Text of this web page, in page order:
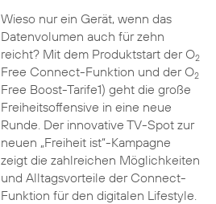
Wieso nur ein Gerät, wenn das
Datenvolumen auch für zehn
reicht? Mit dem Produktstart der O2
Free Connect-Funktion und der O2
Free Boost-Tarife1) geht die große
Freiheitsoffensive in eine neue
Runde. Der innovative TV-Spot zur
neuen „Freiheit ist“-Kampagne
zeigt die zahlreichen Möglichkeiten
und Alltagsvorteile der Connect-
Funktion für den digitalen Lifestyle.